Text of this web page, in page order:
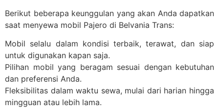
Berikut beberapa keunggulan yang akan Anda dapatkan
saat menyewa mobil Pajero di Belvania Trans:
Mobil selalu dalam kondisi terbaik, terawat, dan siap
untuk digunakan kapan saja.
Pilihan mobil yang beragam sesuai dengan kebutuhan
dan preferensi Anda.
Fleksibilitas dalam waktu sewa, mulai dari harian hingga
mingguan atau lebih lama.